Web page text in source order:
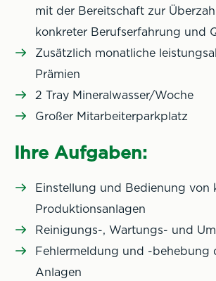
mit der Bereitschaft zur
konkreter Berufserfahrung und
Zusätzlich monatliche
Prämien
2 Tray Mineralwasser/Woche
Großer Mitarbeiterparkplatz
Ihre Aufgaben:
Einstellung und Bedienung von
Produktionsanlagen
Reinigungs-, Wartungs- und
Fehlermeldung und -behebung
Anlagen